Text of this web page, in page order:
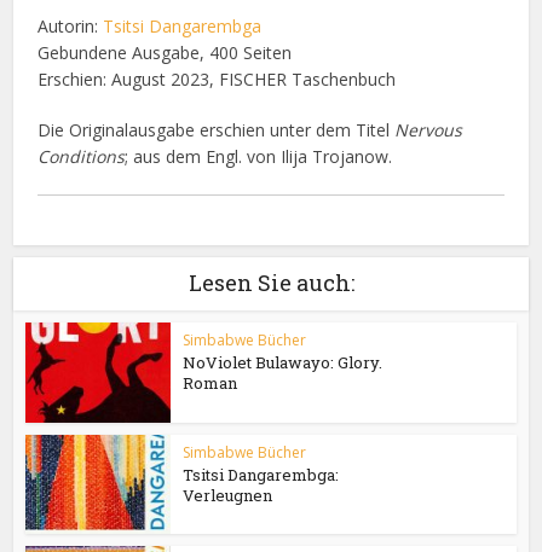
Autorin: Tsitsi Dangarembga
Gebundene Ausgabe, 400 Seiten
Erschien: August 2023, FISCHER Taschenbuch
Die Originalausgabe erschien unter dem Titel Nervous
Conditions; aus dem Engl. von Ilija Trojanow.
Lesen Sie auch:
Simbabwe Bücher
NoViolet Bulawayo: Glory.
Roman
Simbabwe Bücher
Tsitsi Dangarembga:
Verleugnen